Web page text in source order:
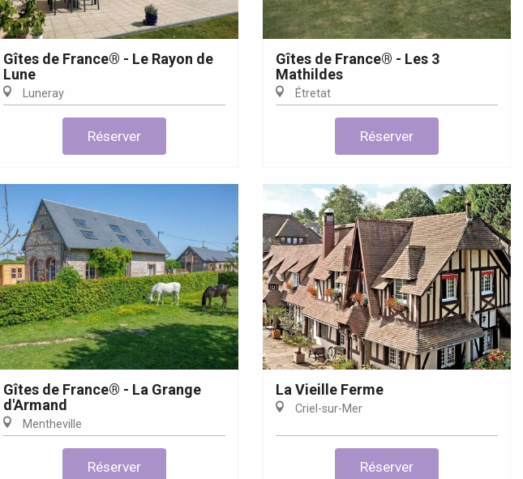
Gîtes de France® - Le Rayon de
Lune
Luneray
Réserver
Gîtes de France® - Les 3
Mathildes
Étretat
Réserver
Gîtes de France® - La Grange
d'Armand
Mentheville
Réserver
La Vieille Ferme
Criel-sur-Mer
Réserver